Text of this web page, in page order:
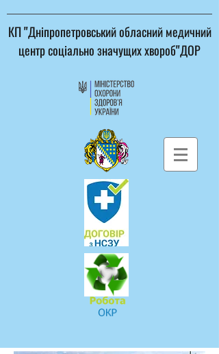
КП "Дніпропетровський обласний медичний
центр соціально значущих хвороб"ДОР